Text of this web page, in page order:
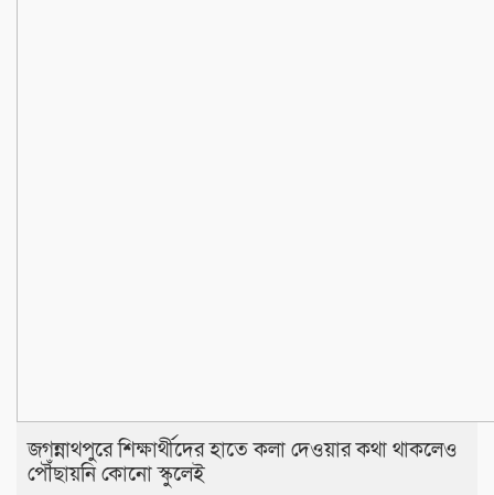
জগন্নাথপুরে শিক্ষার্থীদের হাতে কলা দেওয়ার কথা থাকলেও
পৌঁছায়নি কোনো স্কুলেই